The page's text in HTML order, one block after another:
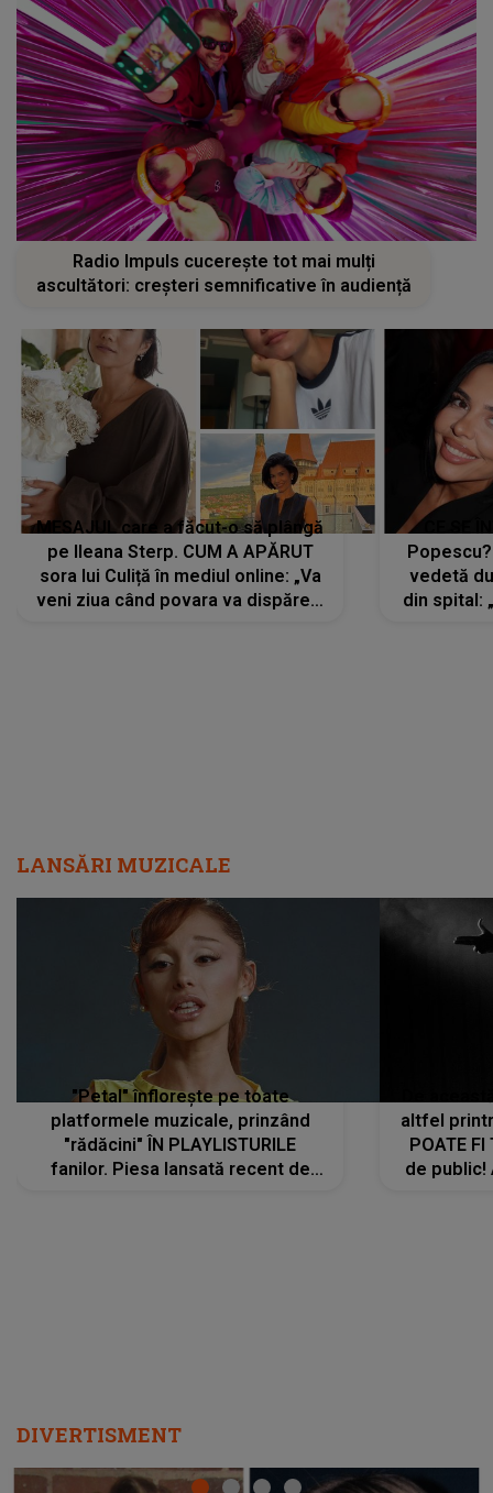
Radio Impuls cucerește tot mai mulți
ascultători: creșteri semnificative în audiență
MESAJUL care a făcut-o să plângă
pe Ileana Sterp. CUM A APĂRUT
sora lui Culiță în mediul online: „Va
veni ziua când povara va dispărea,
vedetă
din spital:
LANSĂRI MUZICALE
"Petal" înflorește pe toate
platformele muzicale, prinzând
"rădăcini" ÎN PLAYLISTURILE
fanilor. Piesa lansată recent de
altfel
POATE FI
de public!
DIVERTISMENT